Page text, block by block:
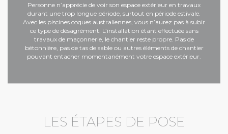
Personne n’apprécie de voir son espace extérieur en travaux
durant une trop longue période, surtout en période estivale.
Avec les piscines coques australiennes, vous n’aurez pas à subir
ce type de désagrément. L’installation étant effectuée sans
travaux de maçonnerie, le chantier reste propre. Pas de
bétonnière, pas de tas de sable ou autres éléments de chantier
pouvant entacher momentanément votre espace extérieur.
LES ÉTAPES DE POSE